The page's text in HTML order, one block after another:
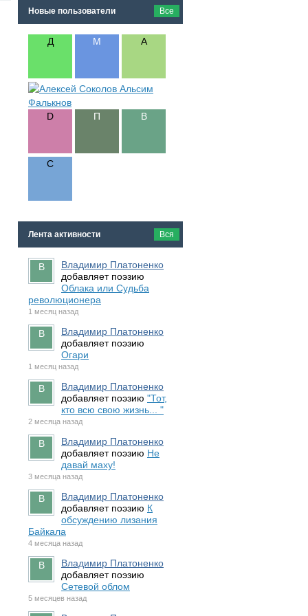
Новые пользователи Все
Лента активности Вся
Владимир Платоненко
добавляет поэзию
Облака или Судьба
революционера
1 месяц назад
Владимир Платоненко
добавляет поэзию
Огари
1 месяц назад
Владимир Платоненко
добавляет поэзию "Тот,
кто всю свою жизнь... "
2 месяца назад
Владимир Платоненко
добавляет поэзию Не
давай маху!
3 месяца назад
Владимир Платоненко
добавляет поэзию К
обсуждению лизания
Байкала
4 месяца назад
Владимир Платоненко
добавляет поэзию
Сетевой облом
5 месяцев назад